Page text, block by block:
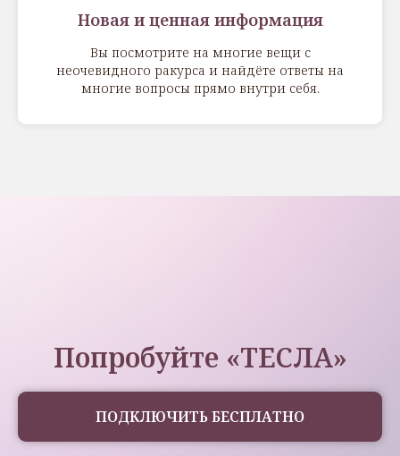
Новая и ценная информация
Вы посмотрите на многие вещи с
неочевидного ракурса и найдёте ответы на
многие вопросы прямо внутри себя.
Попробуйте «ТЕСЛА»
ПОДКЛЮЧИТЬ БЕСПЛАТНО